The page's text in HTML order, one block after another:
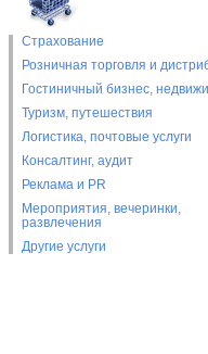
Страхование
Розничная торговля и
Гостиничный бизнес,
Туризм, путешествия
Логистика, почтовые услуги
Консалтинг, аудит
Реклама и PR
Мероприятия, вечеринки,
развлечения
Другие услуги